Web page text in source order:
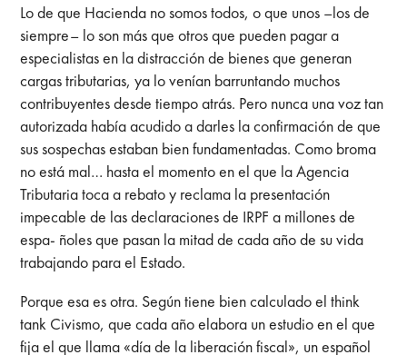
Lo de que Hacienda no somos todos, o que unos –los de
siempre– lo son más que otros que pueden pagar a
especialistas en la distracción de bienes que generan
cargas tributarias, ya lo venían barruntando muchos
contribuyentes desde tiempo atrás. Pero nunca una voz tan
autorizada había acudido a darles la confirmación de que
sus sospechas estaban bien fundamentadas. Como broma
no está mal… hasta el momento en el que la Agencia
Tributaria toca a rebato y reclama la presentación
impecable de las declaraciones de IRPF a millones de
espa- ñoles que pasan la mitad de cada año de su vida
trabajando para el Estado.
Porque esa es otra. Según tiene bien calculado el think
tank Civismo, que cada año elabora un estudio en el que
fija el que llama «día de la liberación fiscal», un español